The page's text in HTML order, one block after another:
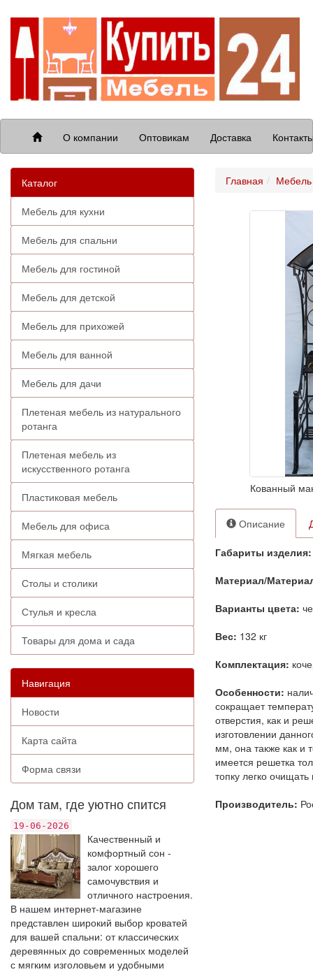
О компании Оптовикам Доставка
Каталог
Мебель для кухни
Мебель для спальни
Мебель для гостиной
Мебель для детской
Мебель для прихожей
Мебель для ванной
Мебель для дачи
Плетеная мебель из натурального
ротанга
Плетеная мебель из
искусственного ротанга
Пластиковая мебель
Мебель для офиса
Мягкая мебель
Столы и столики
Стулья и кресла
Товары для дома и сада
Навигация
Новости
Карта сайта
Форма связи
Дом там, где уютно спится
19-06-2026
Качественный и
комфортный сон -
залог хорошего
самочувствия и
отличного настроения.
В нашем интернет-магазине
представлен широкий выбор кроватей
для вашей спальни: от классических
деревянных до современных моделей
с мягким изголовьем и удобными
Главная
Кованный
Описание
Габариты изделия:
Материал/
Варианты цвета:
Вес: 132 кг
Комплектация:
Особенности:
сокращает
отверстия, как и
изготовлении
мм, она также как и
имеется решетка
топку легко
Производитель: